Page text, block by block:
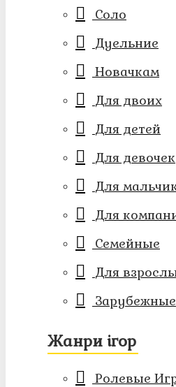
Соло
Дуельние
Новачкам
Для двоих
Для детей
Для девочек
Для
Для
Семейные
Для
Зарубежные
Жанри ігор
Ролевые